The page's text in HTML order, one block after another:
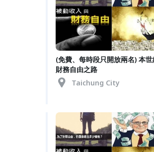
(免費、每時段只開放兩名) 本
財務自由之路
Taichung City